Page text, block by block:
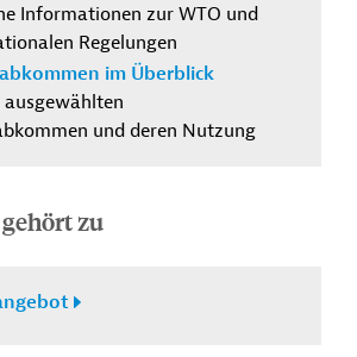
Informationen zur WTO und
Regelungen
im Überblick
ausgewählten
und deren Nutzung
zu